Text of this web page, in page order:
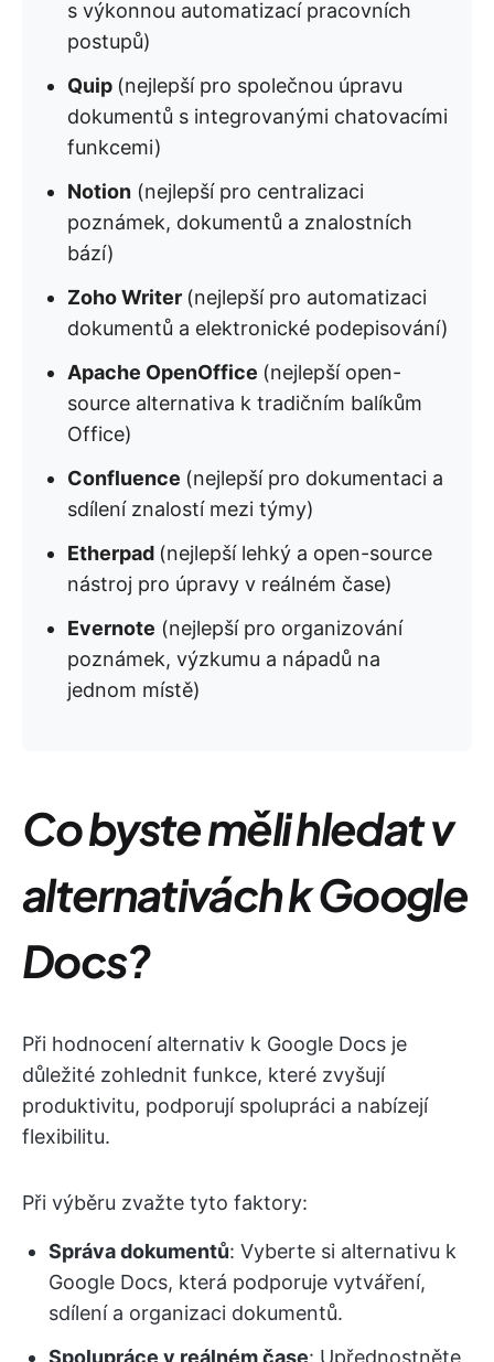
s výkonnou automatizací pracovních
postupů)
Quip (nejlepší pro společnou úpravu
dokumentů s integrovanými chatovacími
funkcemi)
Notion (nejlepší pro centralizaci
poznámek, dokumentů a znalostních
bází)
Zoho Writer (nejlepší pro automatizaci
dokumentů a elektronické podepisování)
Apache OpenOffice (nejlepší open-
source alternativa k tradičním balíkům
Office)
Confluence (nejlepší pro dokumentaci a
sdílení znalostí mezi týmy)
Etherpad (nejlepší lehký a open-source
nástroj pro úpravy v reálném čase)
Evernote (nejlepší pro organizování
poznámek, výzkumu a nápadů na
jednom místě)
Co byste měli hledat v
alternativách k Google
Docs?
Při hodnocení alternativ k Google Docs je
důležité zohlednit funkce, které zvyšují
produktivitu, podporují spolupráci a nabízejí
flexibilitu.
Při výběru zvažte tyto faktory:
Správa dokumentů: Vyberte si alternativu k
Google Docs, která podporuje vytváření,
sdílení a organizaci dokumentů.
Spolupráce v reálném čase: Upřednostněte